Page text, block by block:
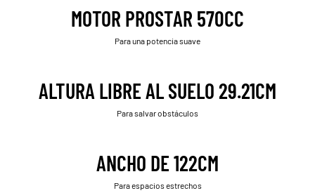
MOTOR PROSTAR 570CC
Para una potencia suave
ALTURA LIBRE AL SUELO 29.21CM
Para salvar obstáculos
ANCHO DE 122CM
Para espacios estrechos